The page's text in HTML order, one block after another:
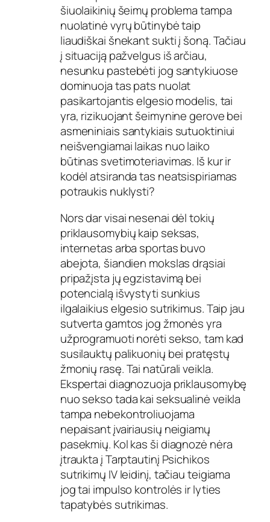
šiuolaikinių šeimų problema tampa
nuolatinė vyrų būtinybė taip
liaudiškai šnekant sukti į šoną. Tačiau
į situaciją pažvelgus iš arčiau,
nesunku pastebėti jog santykiuose
dominuoja tas pats nuolat
pasikartojantis elgesio modelis, tai
yra, rizikuojant šeimynine gerove bei
asmeniniais santykiais sutuoktiniui
neišvengiamai laikas nuo laiko
būtinas svetimoteriavimas. Iš kur ir
kodėl atsiranda tas neatsispiriamas
potraukis nuklysti?
Nors dar visai nesenai dėl tokių
priklausomybių kaip seksas,
internetas arba sportas buvo
abejota, šiandien mokslas drąsiai
pripažįsta jų egzistavimą bei
potencialą išvystyti sunkius
ilgalaikius elgesio sutrikimus. Taip jau
sutverta gamtos jog žmonės yra
užprogramuoti norėti sekso, tam kad
susilauktų palikuonių bei pratęstų
žmonių rasę. Tai natūrali veikla.
Ekspertai diagnozuoja priklausomybę
nuo sekso tada kai seksualinė veikla
tampa nebekontroliuojama
nepaisant įvairiausių neigiamų
pasekmių. Kol kas ši diagnozė nėra
įtraukta į Tarptautinį Psichikos
sutrikimų IV leidinį, tačiau teigiama
jog tai impulso kontrolės ir lyties
tapatybės sutrikimas.